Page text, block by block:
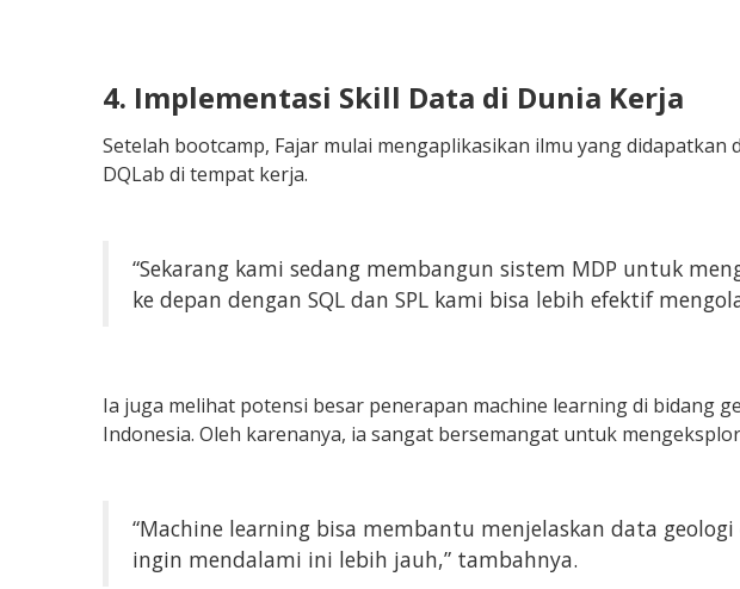
4. Implementasi Skill Data di Dunia Kerja
Setelah bootcamp, Fajar mulai mengaplikasikan ilmu yang
DQLab di tempat kerja.
“Sekarang kami sedang membangun sistem MDP untuk
ke depan dengan SQL dan SPL kami bisa lebih efektif
Ia juga melihat potensi besar penerapan machine learning di bidang
Indonesia. Oleh karenanya, ia sangat bersemangat untuk
“Machine learning bisa membantu menjelaskan data
ingin mendalami ini lebih jauh,” tambahnya.